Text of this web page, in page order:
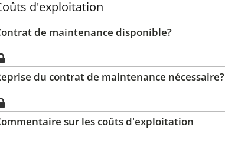
d'exploitation
de maintenance disponible?
du contrat de maintenance nécessaire?
sur les coûts d'exploitation